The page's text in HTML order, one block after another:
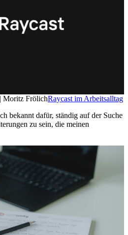
| Moritz FrölichRaycast im Arbeitsalltag
bekannt dafür, ständig auf der Suche
zu sein, die meinen